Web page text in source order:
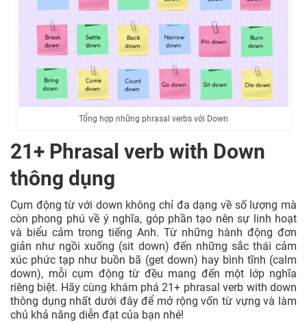
Tổng hợp những phrasal verbs với Down
21+ Phrasal verb with Down
thông dụng
Cụm động từ với down không chỉ đa dạng về số lượng mà
còn phong phú về ý nghĩa, góp phần tạo nên sự linh hoạt
và biểu cảm trong tiếng Anh. Từ những hành động đơn
giản như ngồi xuống (sit down) đến những sắc thái cảm
xúc phức tạp như buồn bã (get down) hay bình tĩnh (calm
down), mỗi cụm động từ đều mang đến một lớp nghĩa
riêng biệt. Hãy cùng khám phá 21+ phrasal verb with down
thông dụng nhất dưới đây để mở rộng vốn từ vựng và làm
chủ khả năng diễn đạt của bạn nhé!